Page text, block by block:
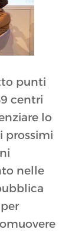
punti
centri
lo
prossimi
nelle